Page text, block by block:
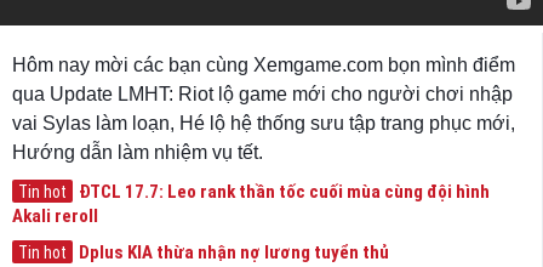
Hôm nay mời các bạn cùng Xemgame.com bọn mình điểm
qua Update LMHT: Riot lộ game mới cho người chơi nhập
vai Sylas làm loạn, Hé lộ hệ thống sưu tập trang phục mới,
Hướng dẫn làm nhiệm vụ tết.
Tin hot
ĐTCL 17.7: Leo rank thần tốc cuối mùa cùng đội hình
Akali reroll
Tin hot Dplus KIA thừa nhận nợ lương tuyển thủ